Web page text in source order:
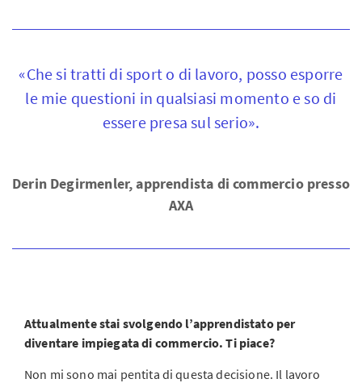
«Che si tratti di sport o di lavoro, posso esporre
le mie questioni in qualsiasi momento e so di
essere presa sul serio».
Derin Degirmenler, apprendista di commercio presso
AXA
Attualmente stai svolgendo l’apprendistato per
diventare impiegata di commercio. Ti piace?
Non mi sono mai pentita di questa decisione. Il lavoro